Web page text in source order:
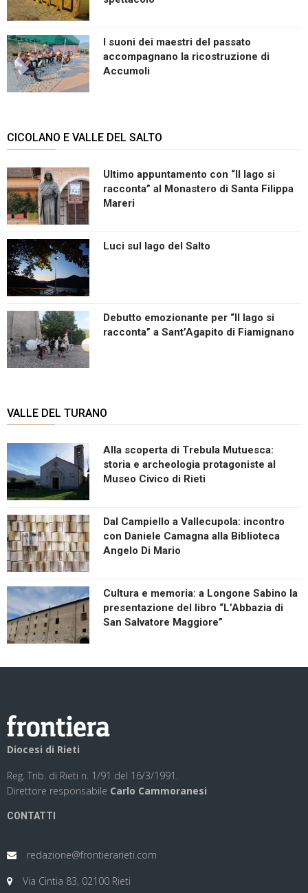
I suoni dei maestri del passato
accompagnano la ricostruzione di
Accumoli
CICOLANO E VALLE DEL SALTO
Ultimo appuntamento con “Il lago si
racconta” al Monastero di Santa Filippa
Mareri
Luci sul lago del Salto
Debutto emozionante per “Il lago si
racconta” a Sant’Agapito di Fiamignano
VALLE DEL TURANO
Alla scoperta di Trebula Mutuesca:
storia e archeologia protagoniste al
Museo Civico di Rieti
Dal Campiello a Vallecupola: incontro
con Daniele Camagna alla Biblioteca
Angelo Di Mario
Cultura e memoria: a Longone Sabino la
presentazione del libro “L’Abbazia di
San Salvatore Maggiore”
Diocesi di Rieti
Reg. Trib. di Rieti n. 1/91 del 16/3/1991.
Direttore responsabile Carlo Cammoranesi
CONTATTI
redazione@frontierarieti.com
Via Cintia 83, 02100 Rieti